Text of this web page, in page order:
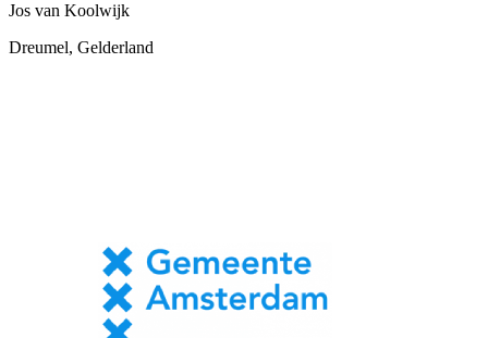
Jos van Koolwijk
Dreumel, Gelderland